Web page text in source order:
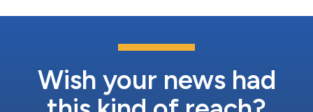
Wish your news had